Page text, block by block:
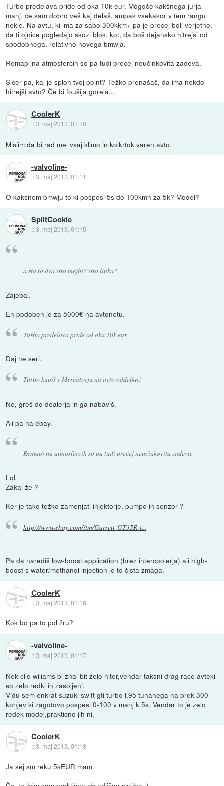
Turbo predelava pride od oka 10k eur. Mogoče kakšnega jurja
manj, če sam dobro veš kaj delaš, ampak vsekakor v tem rangu
nekje. Na avtu, ki ima za sabo 300kkm+ pa je precej bolj verjetno,
da ti ojnice pogledajo skozi blok, kot, da boš dejansko hitrejši od
spodobnega, relativno novega bmwja.
Remapi na atmosfercih so pa tudi precej neučinkovita zadeva.
Sicer pa, kaj je sploh tvoj point? Težko prenašaš, da ima nekdo
hitrejši avto? Če bi foušija gorela...
CoolerK
::3. maj 2013, 01:10
Mislim da bi rad mel vsaj klimo in kolkrtok varen avto.
-valvoline-
::3. maj 2013, 01:11
O kaksnem bmwju to ki pospesi 5s do 100kmh za 5k? Model?
SplitCookie
::3. maj 2013, 01:15
a sta to dva ista mejbi? ista linka?
Zajebal.
En podoben je za 5000€ na avtonetu.
Turbo predelava pride od oka 10k eur.
Daj ne seri.
Turbo kupiš v Mercatorju na avto oddelku?
Ne, greš do dealerja in ga nabaviš.
Ali pa na ebay.
Remapi na atmosfercih so pa tudi precej neučinkovita zadeva.
LoL
Zakaj že ?
Ker je tako težko zamenjati injektorje, pumpo in senzor ?
http://www.ebay.com/itm/Garrett-GT35R-t...
Pa da narediš low-boost application (brez intercoolerja) ali high-
boost s water/methanol injection je to čista zmaga.
CoolerK
::3. maj 2013, 01:16
Kok bo pa to pol žru?
-valvoline-
::3. maj 2013, 01:17
Nek clio wiliams bi znal bit zelo hiter,vendar taksni drag race avteki
so zelo redki in zasoljeni.
Vidu sem enkrat suzuki swift gti turbo l.95 tunanega na prek 300
konjev ki zagotovo pospesi 0-100 v manj k 5s. Vendar to je zelo
redek model,prakticno jih ni.
CoolerK
::3. maj 2013, 01:18
Ja sej sm reku 5kEUR mam.